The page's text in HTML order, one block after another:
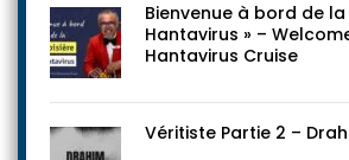
Bienvenue à bord de
Hantavirus » –
Hantavirus Cruise
Véritiste Partie 2 –